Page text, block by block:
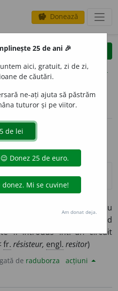
savings Donează
clear
opțiuni
de circuit electric cu
neglijabile, dar care, având
fi introdus într-un circuit
fr. résisteur, engl. resitor)
de raduborza acțiuni
25 de ani 🎉
aici, gratuit, zi de zi,
de căutări.
ne-ați ajuta să păstrăm
tuturor și pe viitor.
Am donat deja.